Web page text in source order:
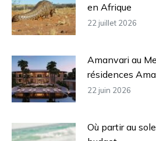
en Afrique
22 juillet 2026
Amanvari au
résidences
22 juin 2026
Où partir au